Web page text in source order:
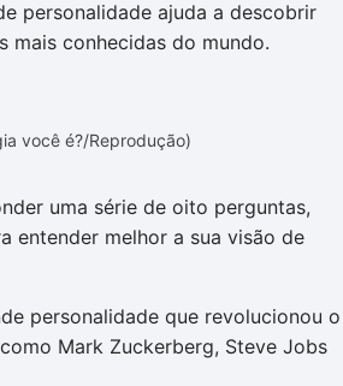
personalidade ajuda a descobrir
mais conhecidas do mundo.
você é?/Reprodução)
uma série de oito perguntas,
entender melhor a sua visão de
personalidade que revolucionou o
Mark Zuckerberg, Steve Jobs